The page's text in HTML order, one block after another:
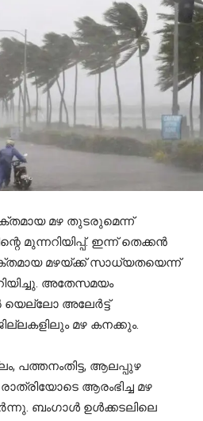
മഴ തുടരുമെന്ന്
മുന്നറിയിപ്പ്. ഇന്ന് തെക്കൻ
ശക്തമായ മഴയ്ക്ക് സാധ്യതയെന്ന്
അതേസമയം
അലേർട്ട്
മഴ കനക്കും.
പത്തനംതിട്ട, ആലപ്പുഴ
ആരംഭിച്ച മഴ
ബംഗാൾ ഉൾക്കടലിലെ